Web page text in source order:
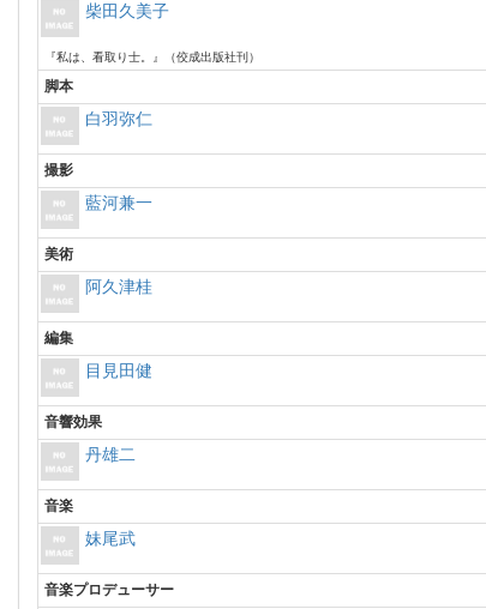
柴田久美子
『私は、看取り士。』（佼成出版社刊）
脚本
白羽弥仁
撮影
藍河兼一
美術
阿久津桂
編集
目見田健
音響効果
丹雄二
音楽
妹尾武
音楽プロデューサー